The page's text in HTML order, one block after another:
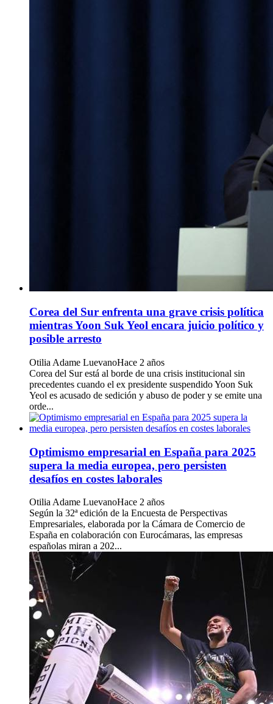
Corea del Sur enfrenta una grave crisis política
mientras Yoon Suk Yeol encara juicio político y
posible arresto
Otilia Adame LuevanoHace 2 años
Corea del Sur está al borde de una crisis institucional sin
precedentes cuando el ex presidente suspendido Yoon Suk
Yeol es acusado de sedición y abuso de poder y se emite una
orde...
Optimismo empresarial en España para 2025
supera la media europea, pero persisten
desafíos en costes laborales
Otilia Adame LuevanoHace 2 años
Según la 32ª edición de la Encuesta de Perspectivas
Empresariales, elaborada por la Cámara de Comercio de
España en colaboración con Eurocámaras, las empresas
españolas miran a 202...